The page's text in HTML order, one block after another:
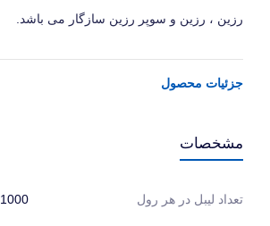
رزین ، رزین و سوپر رزین سازگار می باشد.
جزئیات محصول
مشخصات
تعداد لیبل در هر رول 1000 عدد